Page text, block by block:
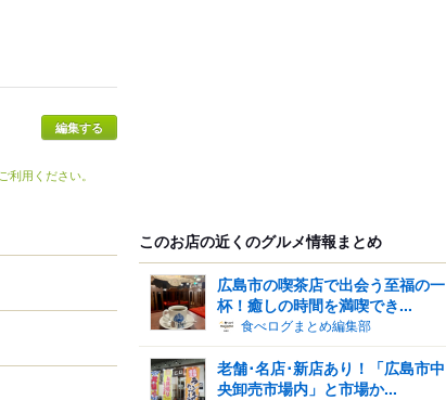
用ください。
このお店の近くのグルメ情報まとめ
広島市の喫茶店で出会う至福の一
杯！癒しの時間を満喫でき...
食べログまとめ編集部
老舗･名店･新店あり！「広島市中
央卸売市場内」と市場か...